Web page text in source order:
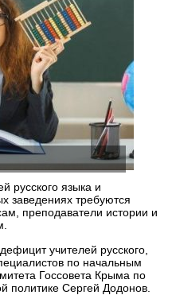
русского языка и
заведениях требуются
преподаватели истории и
учителей русского,
по начальным
Госсовета Крыма по
политике Сергей Додонов.